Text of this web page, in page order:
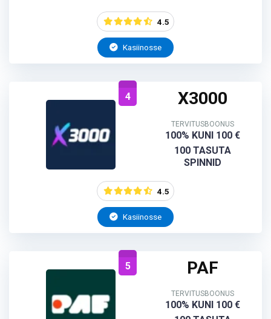
4.5
Kasiinosse
4 X3000
TERVITUSBOONUS
100% KUNI 100 €
100 TASUTA
SPINNID
4.5
Kasiinosse
5 PAF
TERVITUSBOONUS
100% KUNI 100 €